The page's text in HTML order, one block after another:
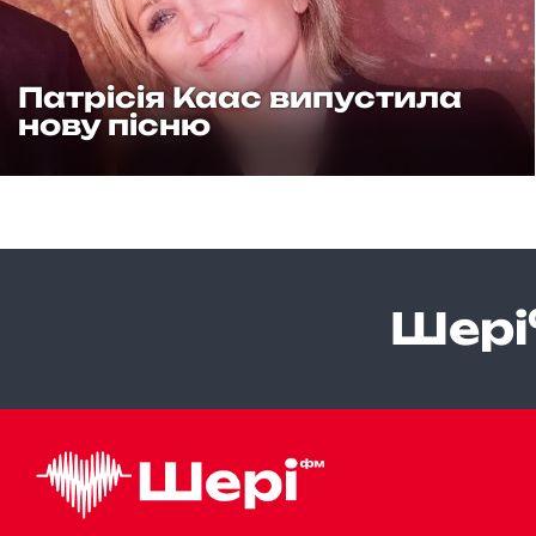
Патрісія Каас випустила
нову пісню
Шері